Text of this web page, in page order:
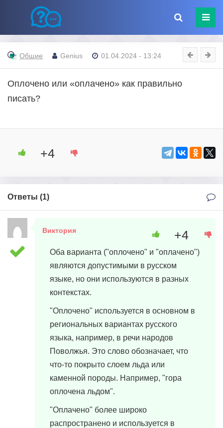
Общие Genius 01.04.2024 - 13:24
Оплочено или «оплачено» как правильно
писать?
+4
Ответы (1)
Виктория
Оба варианта ("оплочено" и "оплачено")
являются допустимыми в русском
языке, но они используются в разных
контекстах.
"Оплочено" используется в основном в
региональных вариантах русского
языка, например, в речи народов
Поволжья. Это слово обозначает, что
что-то покрыто слоем льда или
каменной породы. Например, "гора
оплочена льдом".
"Оплачено" более широко
распространено и используется в
+4